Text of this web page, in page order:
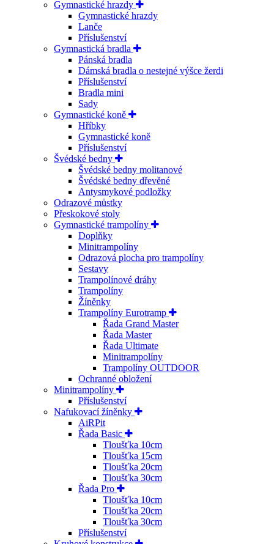
Gymnastické hrazdy
Gymnastické hrazdy
Lanče
Příslušenství
Gymnastická bradla
Pánská bradla
Dámská bradla o nestejné výšce žerdi
Příslušenství
Bradla mini
Sady
Gymnastické koně
Hříbky
Gymnastické koně
Příslušenství
Švédské bedny
Švédské bedny molitanové
Švédské bedny dřevěné
Antysmykové podložky
Odrazové můstky
Přeskokové stoly
Gymnastické trampolíny
Doplňky
Minitrampolíny
Odrazová plocha pro trampolíny
Sestavy
Trampolínové dráhy
Trampolíny
Žíněnky
Trampolíny Eurotramp
Řada Grand Master
Řada Master
Řada Ultimate
Minitrampolíny
Trampolíny OUTDOOR
Ochranné obložení
Minitrampolíny
Příslušenství
Nafukovací žíněnky
AiRPit
Řada Basic
Tloušťka 10cm
Tloušťka 15cm
Tloušťka 20cm
Tloušťka 30cm
Řada Pro
Tloušťka 10cm
Tloušťka 20cm
Tloušťka 30cm
Příslušenství